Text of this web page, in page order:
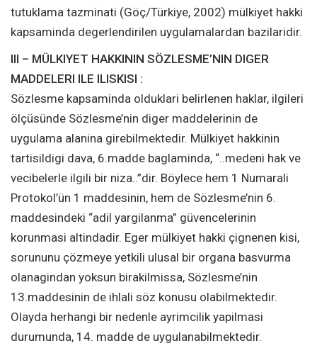
tutuklama tazminati (Göç/Türkiye, 2002) mülkiyet hakki
kapsaminda degerlendirilen uygulamalardan bazilaridir.
III – MÜLKIYET HAKKININ SÖZLESME’NIN DIGER
MADDELERI ILE ILISKISI :
Sözlesme kapsaminda olduklari belirlenen haklar, ilgileri
ölçüsünde Sözlesme’nin diger maddelerinin de
uygulama alanina girebilmektedir. Mülkiyet hakkinin
tartisildigi dava, 6.madde baglaminda, “..medeni hak ve
vecibelerle ilgili bir niza..”dir. Böylece hem 1 Numarali
Protokol’ün 1 maddesinin, hem de Sözlesme’nin 6.
maddesindeki “adil yargilanma” güvencelerinin
korunmasi altindadir. Eger mülkiyet hakki çignenen kisi,
sorununu çözmeye yetkili ulusal bir organa basvurma
olanagindan yoksun birakilmissa, Sözlesme’nin
13.maddesinin de ihlali söz konusu olabilmektedir.
Olayda herhangi bir nedenle ayrimcilik yapilmasi
durumunda, 14. madde de uygulanabilmektedir.